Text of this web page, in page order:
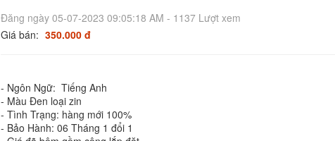
Đăng ngày 05-07-2023 09:05:18 AM - 1137 Lượt xem
Giá bán: 350.000 đ
- Ngôn Ngữ: Tiếng Anh
- Màu Đen loại zin
- Tình Trạng: hàng mới 100%
- Bảo Hành: 06 Tháng 1 đổi 1